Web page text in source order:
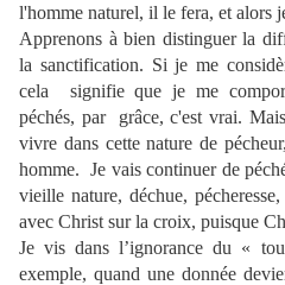
l'homme naturel, il le fera, et alors
Apprenons à bien distinguer la
la sanctification. Si je me
cela
signifie que je me
péchés, par
grâce, c'est vrai.
vivre dans cette nature de
homme. Je vais continuer de
vieille nature, déchue,
avec Christ sur la croix, puisque
Je vis dans l’ignorance du «
exemple, quand une donnée